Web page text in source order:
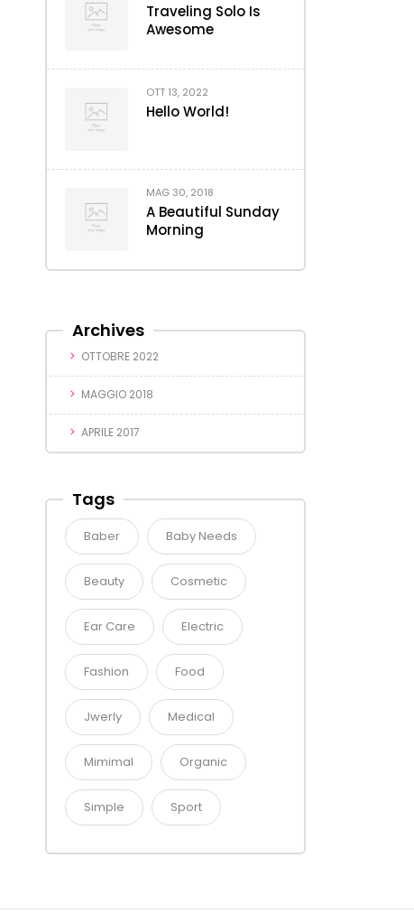
Traveling Solo Is
Awesome
OTT 13, 2022
Hello World!
MAG 30, 2018
A Beautiful Sunday
Morning
Archives
OTTOBRE 2022
MAGGIO 2018
APRILE 2017
Tags
Baber Baby Needs
Beauty Cosmetic
Ear Care Electric
Fashion Food
Jwerly Medical
Mimimal Organic
Simple Sport